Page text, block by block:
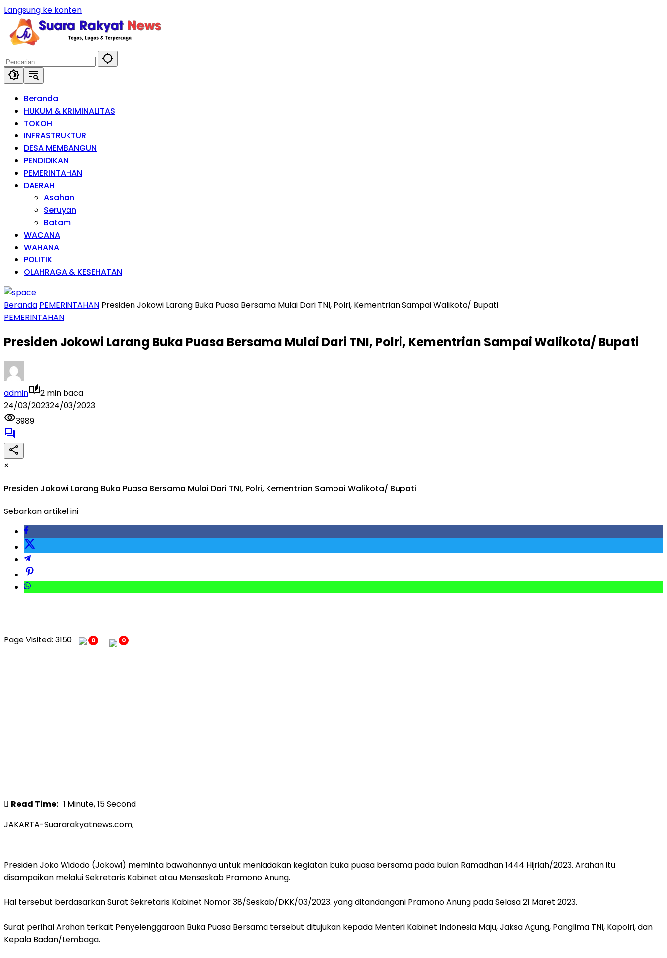
Langsung ke konten
Beranda
HUKUM & KRIMINALITAS
TOKOH
INFRASTRUKTUR
DESA MEMBANGUN
PENDIDIKAN
PEMERINTAHAN
DAERAH
Asahan
Seruyan
Batam
WACANA
WAHANA
POLITIK
OLAHRAGA & KESEHATAN
Beranda PEMERINTAHAN Presiden Jokowi Larang Buka Puasa Bersama Mulai Dari TNI, Polri, Kementrian Sampai Walikota/ Bupati
PEMERINTAHAN
Presiden Jokowi Larang Buka Puasa Bersama Mulai Dari TNI, Polri, Kementrian Sampai Walikota/ Bupati
admin
2 min baca
24/03/202324/03/2023
3989
×
Presiden Jokowi Larang Buka Puasa Bersama Mulai Dari TNI, Polri, Kementrian Sampai Walikota/ Bupati
Sebarkan artikel ini
Page Visited: 3150 0 0
Read Time: 1 Minute, 15 Second
JAKARTA-Suararakyatnews.com,
Presiden Joko Widodo (Jokowi) meminta bawahannya untuk meniadakan kegiatan buka puasa bersama pada bulan Ramadhan 1444 Hijriah/2023. Arahan itu
disampaikan melalui Sekretaris Kabinet atau Menseskab Pramono Anung.
Hal tersebut berdasarkan Surat Sekretaris Kabinet Nomor 38/Seskab/DKK/03/2023. yang ditandangani Pramono Anung pada Selasa 21 Maret 2023.
Surat perihal Arahan terkait Penyelenggaraan Buka Puasa Bersama tersebut ditujukan kepada Menteri Kabinet Indonesia Maju, Jaksa Agung, Panglima TNI, Kapolri, dan
Kepala Badan/Lembaga.